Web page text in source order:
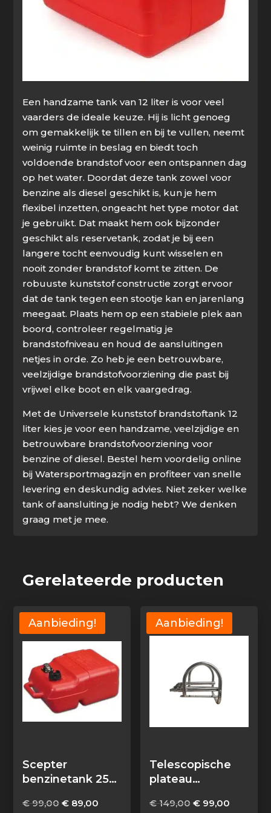
Een handzame tank van 12 liter is voor veel
vaarders de ideale keuze. Hij is licht genoeg
om gemakkelijk te tillen en bij te vullen, neemt
weinig ruimte in beslag en biedt toch
voldoende brandstof voor een ontspannen dag
op het water. Doordat deze tank zowel voor
benzine als diesel geschikt is, kun je hem
flexibel inzetten, ongeacht het type motor dat
je gebruikt. Dat maakt hem ook bijzonder
geschikt als reservetank, zodat je bij een
langere tocht eenvoudig kunt wisselen en
nooit zonder brandstof komt te zitten. De
robuuste kunststof constructie zorgt ervoor
dat de tank tegen een stootje kan en jarenlang
meegaat. Plaats hem op een stabiele plek aan
boord, controleer regelmatig je
brandstofniveau en houd de aansluitingen
netjes in orde. Zo heb je een betrouwbare,
veelzijdige brandstofvoorziening die past bij
vrijwel elke boot en elk vaargedrag.
Met de Universele kunststof brandstoftank 12
liter kies je voor een handzame, veelzijdige en
betrouwbare brandstofvoorziening voor
benzine of diesel. Bestel hem voordelig online
bij Watersportmagazijn en profiteer van snelle
levering en deskundig advies. Niet zeker welke
tank of aansluiting je nodig hebt? We denken
graag met je mee.
Gerelateerde producten
Aanbieding!
Scepter
benzinetank 25
brandstofmeter
€99,00 Oorspronkelijke
€ 89,00
Aanbieding!
Telescopische
plateau
2+1 treden
€149,00 Oorspronkelijke
€ 99,00